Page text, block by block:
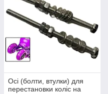
Осі (болти, втулки) для
перестановки коліс на